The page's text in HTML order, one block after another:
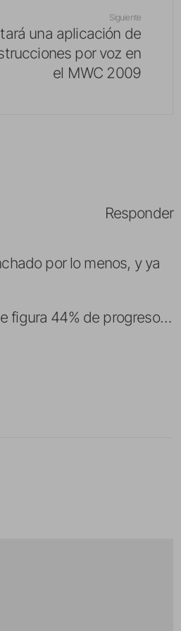
Siguiente
una aplicación de
por voz en
el MWC 2009
por lo menos, y ya
figura 44% de progreso…
Responder